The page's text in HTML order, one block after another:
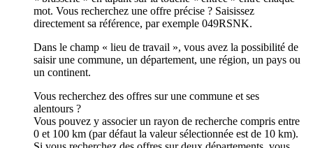
mot. Vous recherchez une offre précise ? Saisissez
directement sa référence, par exemple 049RSNK.
Dans le champ « lieu de travail », vous avez la possibilité de
saisir une commune, un département, une région, un pays ou
un continent.
Vous recherchez des offres sur une commune et ses
alentours ?
Vous pouvez y associer un rayon de recherche compris entre
0 et 100 km (par défaut la valeur sélectionnée est de 10 km).